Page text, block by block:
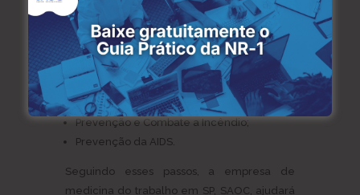
Investigação e Análise de Acidentes;
Inspeção de Segurança;
Riscos Ambientais e de Acidentes;
Mapeamento de Risco;
EPI’s – Equipamentos de Proteção
Individual;
Prevenção e Combate a Incêndio;
Prevenção da AIDS.
Seguindo esses passos, a empresa de
medicina do trabalho em SP, SAOC, ajudará